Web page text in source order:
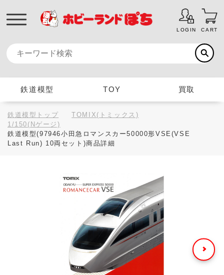
LOGIN CART
鉄道模型 TOY 買取
鉄道模型トップ
TOMIX(トミックス)
1/150(Nゲージ)
鉄道模型(97946小田急ロマンスカー50000形VSE(VSE
Last Run) 10両セット)商品詳細